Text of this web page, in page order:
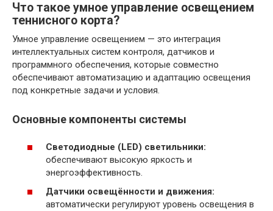
Что такое умное управление освещением
теннисного корта?
Умное управление освещением — это интеграция
интеллектуальных систем контроля, датчиков и
программного обеспечения, которые совместно
обеспечивают автоматизацию и адаптацию освещения
под конкретные задачи и условия.
Основные компоненты системы
Светодиодные (LED) светильники:
обеспечивают высокую яркость и
энергоэффективность.
Датчики освещённости и движения:
автоматически регулируют уровень освещения в